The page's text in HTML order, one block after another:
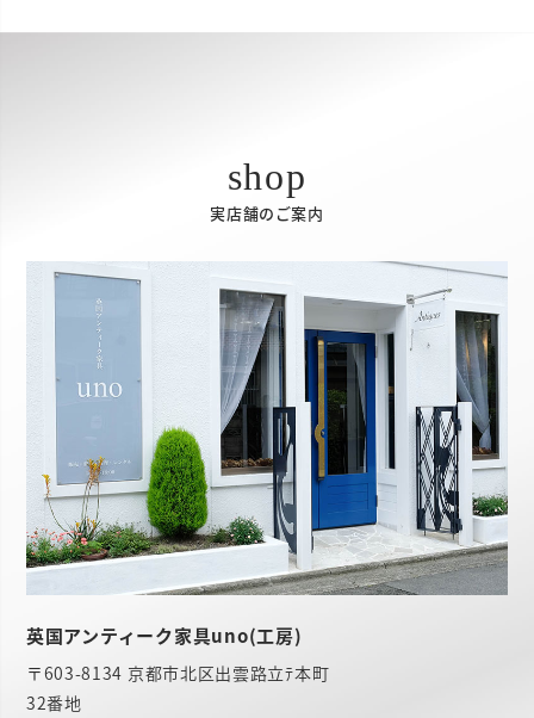
実店舗のご案内
英国アンティーク家具uno(工房)
〒603-8134 京都市北区出雲路立ﾃ本町
32番地